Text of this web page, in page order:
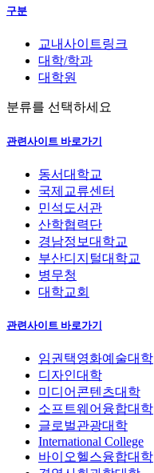
구분
교내사이트링크
대학/학과
대학원
분류를 선택하세요
관련사이트 바로가기
동서대학교
국제교류센터
민석도서관
산학협력단
경남정보대학교
부산디지털대학교
병무청
대학교회
관련사이트 바로가기
임권택영화예술대학
디자인대학
미디어콘텐츠대학
소프트웨어융합대학
글로벌관광대학
International College
바이오헬스융합대학